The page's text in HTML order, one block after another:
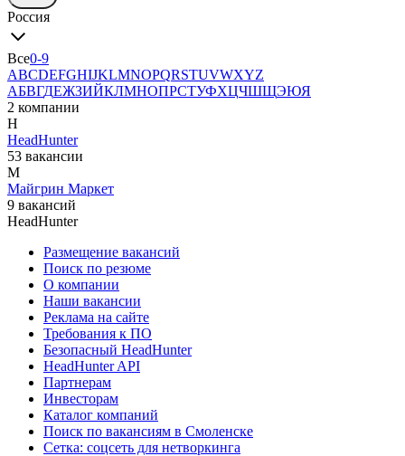
Россия
Все0-9
ABCDEFGHIJKLMNOPQRSTUVWXYZ
АБВГДЕЖЗИЙКЛМНОПРСТУФХЦЧШЩЭЮЯ
2 компании
H
HeadHunter
53 вакансии
М
Майгрин Маркет
9 вакансий
HeadHunter
Размещение вакансий
Поиск по резюме
О компании
Наши вакансии
Реклама на сайте
Требования к ПО
Безопасный HeadHunter
HeadHunter API
Партнерам
Инвесторам
Каталог компаний
Поиск по вакансиям в Смоленске
Сетка: соцсеть для нетворкинга